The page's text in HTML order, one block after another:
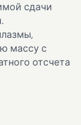
сдачи
массу с
отсчета